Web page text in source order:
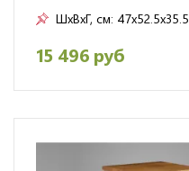
ШxВxГ, см: 47x52.5x35.5
15 496 руб